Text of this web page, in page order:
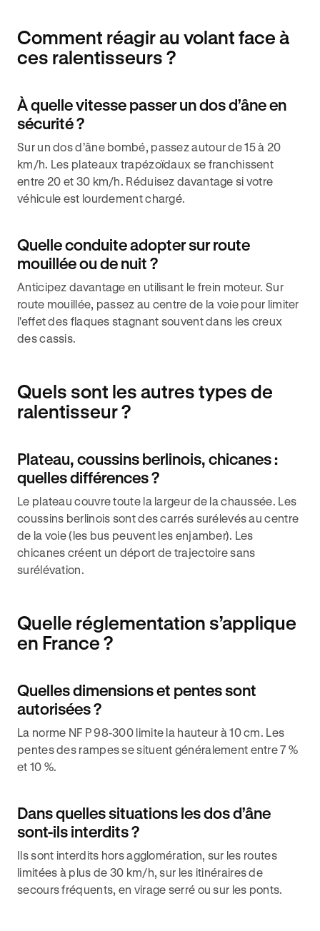
Comment réagir au volant face à
ces ralentisseurs ?
À quelle vitesse passer un dos d’âne en
sécurité ?
Sur un dos d’âne bombé, passez autour de 15 à 20
km/h. Les plateaux trapézoïdaux se franchissent
entre 20 et 30 km/h. Réduisez davantage si votre
véhicule est lourdement chargé.
Quelle conduite adopter sur route
mouillée ou de nuit ?
Anticipez davantage en utilisant le frein moteur. Sur
route mouillée, passez au centre de la voie pour limiter
l'effet des flaques stagnant souvent dans les creux
des cassis.
Quels sont les autres types de
ralentisseur ?
Plateau, coussins berlinois, chicanes :
quelles différences ?
Le plateau couvre toute la largeur de la chaussée. Les
coussins berlinois sont des carrés surélevés au centre
de la voie (les bus peuvent les enjamber). Les
chicanes créent un déport de trajectoire sans
surélévation.
Quelle réglementation s’applique
en France ?
Quelles dimensions et pentes sont
autorisées ?
La norme NF P 98‑300 limite la hauteur à 10 cm. Les
pentes des rampes se situent généralement entre 7 %
et 10 %.
Dans quelles situations les dos d’âne
sont-ils interdits ?
Ils sont interdits hors agglomération, sur les routes
limitées à plus de 30 km/h, sur les itinéraires de
secours fréquents, en virage serré ou sur les ponts.